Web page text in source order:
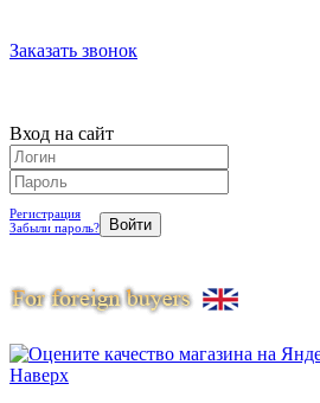
Заказать звонок
Вход на сайт
Регистрация
Забыли пароль?
Наверх